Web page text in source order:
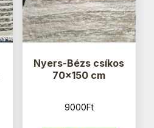
Nyers-Bézs csíkos
70×150 cm
9000Ft